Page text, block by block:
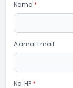
Nama *
Alamat Email
No. HP *